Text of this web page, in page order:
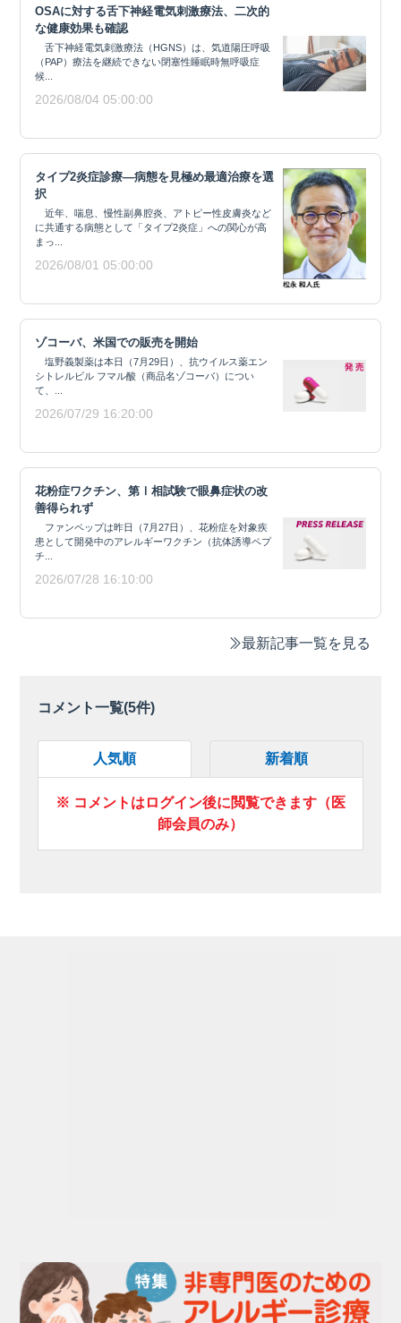
OSAに対する舌下神経電気刺激療法、二次的
な健康効果も確認
舌下神経電気刺激療法（HGNS）は、気道陽圧呼吸
（PAP）療法を継続できない閉塞性睡眠時無呼吸症
候...
2026/08/04 05:00:00
タイプ2炎症診療―病態を見極め最適治療を選
択
近年、喘息、慢性副鼻腔炎、アトピー性皮膚炎など
に共通する病態として「タイプ2炎症」への関心が高
まっ...
2026/08/01 05:00:00
ゾコーバ、米国での販売を開始
塩野義製薬は本日（7月29日）、抗ウイルス薬エン
シトレルビル フマル酸（商品名ゾコーバ）につい
て、...
2026/07/29 16:20:00
花粉症ワクチン、第Ⅰ相試験で眼鼻症状の改
善得られず
ファンペップは昨日（7月27日）、花粉症を対象疾
患として開発中のアレルギーワクチン（抗体誘導ペプ
チ...
2026/07/28 16:10:00
最新記事一覧を見る
コメント一覧(5件)
人気順 新着順
※ コメントはログイン後に閲覧できます（医
師会員のみ）